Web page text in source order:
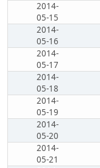
2014-
05-15
2014-
05-16
2014-
05-17
2014-
05-18
2014-
05-19
2014-
05-20
2014-
05-21